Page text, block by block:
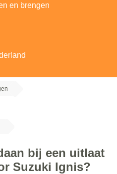
en brengen
bij een uitlaat
Suzuki Ignis?